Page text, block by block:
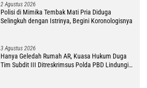
2 Agustus 2026
Polisi di Mimika Tembak Mati Pria Diduga
Selingkuh dengan Istrinya, Begini Koronologisnya
3 Agustus 2026
Hanya Geledah Rumah AR, Kuasa Hukum Duga
Tim Subdit III Ditreskrimsus Polda PBD Lindungi